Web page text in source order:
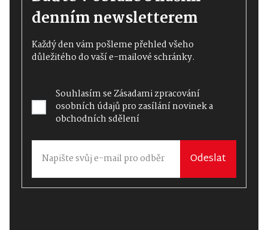
denním newsletterem
Každý den vám pošleme přehled všeho
důležitého do vaší e-mailové schránky.
Souhlasím seZásadami zpracování
osobních údajůpro zasílání novinek a
obchodních sdělení
Odeslat